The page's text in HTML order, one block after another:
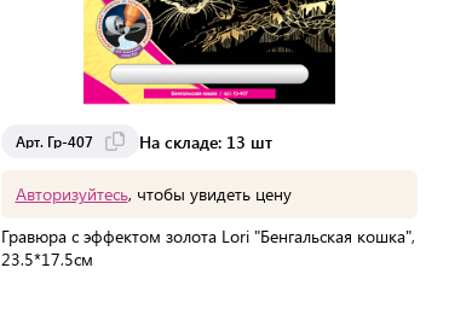
Арт. Гр-407 На складе: 13 шт
Авторизуйтесь, чтобы увидеть цену
Гравюра с эффектом золота Lori "Бенгальская кошка",
23,5*17,5см